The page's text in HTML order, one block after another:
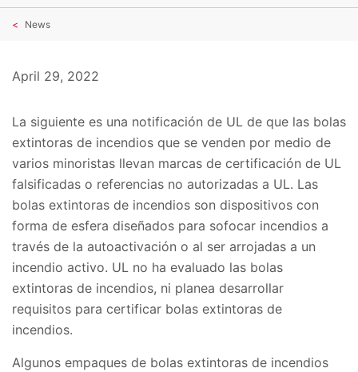
News
April 29, 2022
La siguiente es una notificación de UL de que las bolas
extintoras de incendios que se venden por medio de
varios minoristas llevan marcas de certificación de UL
falsificadas o referencias no autorizadas a UL. Las
bolas extintoras de incendios son dispositivos con
forma de esfera diseñados para sofocar incendios a
través de la autoactivación o al ser arrojadas a un
incendio activo. UL no ha evaluado las bolas
extintoras de incendios, ni planea desarrollar
requisitos para certificar bolas extintoras de
incendios.
Algunos empaques de bolas extintoras de incendios